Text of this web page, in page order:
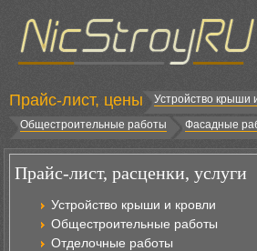
Прайс-лист, цены Устройство крыши
Общестроительные работы
Фасадные
Прайс-лист, расценки, услуги
Устройство крыши и кровли
Общестроительные работы
Отделочные работы